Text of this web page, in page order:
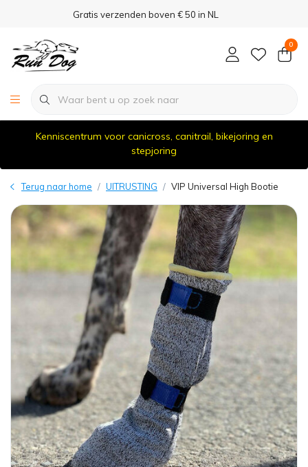
Gratis verzenden boven € 50 in NL
0
Kenniscentrum voor canicross, canitrail, bikejoring en
stepjoring
Terug naar home UITRUSTING VIP Universal High Bootie